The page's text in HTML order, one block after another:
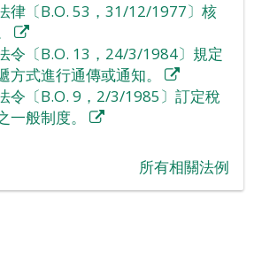
律〔B.O. 53，31/12/1977〕核
令〔B.O. 13，24/3/1984〕規定
方式進行通傳或通知。
令〔B.O. 9，2/3/1985〕訂定稅
般制度。
‪所有相關法例